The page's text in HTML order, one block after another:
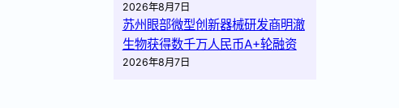
2026年8月7日
苏州眼部微型创新器械研发商明澈
生物获得数千万人民币A+轮融资
2026年8月7日